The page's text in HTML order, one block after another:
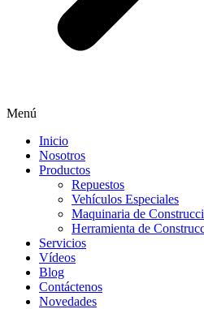
Menú
Inicio
Nosotros
Productos
Repuestos
Vehículos Especiales
Maquinaria de
Herramienta de
Servicios
Vídeos
Blog
Contáctenos
Novedades